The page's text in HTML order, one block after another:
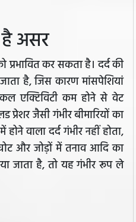
है असर
कर सकता है। दर्द की
है, जिस कारण मांसपेशियां
एक्टिविटी कम होने से वेट
जैसी गंभीर बीमारियों का
वाला दर्द गंभीर नहीं होता,
और जोड़ों में तनाव आदि का
जाता है, तो यह गंभीर रूप ले